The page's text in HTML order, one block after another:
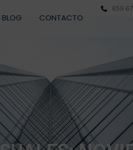
659
BLOG CONTACTO